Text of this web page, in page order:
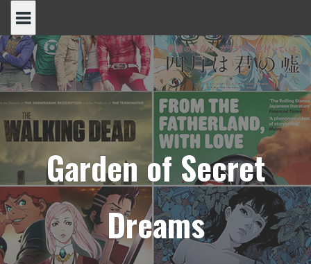
content
Garden of Secret
Dreams